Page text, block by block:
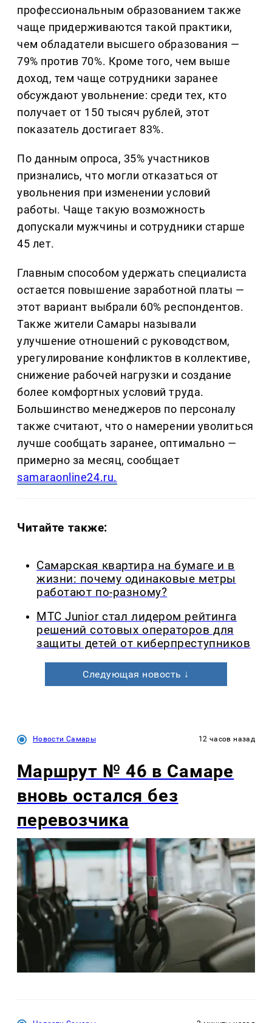
профессиональным образованием также
чаще придерживаются такой практики,
чем обладатели высшего образования —
79% против 70%. Кроме того, чем выше
доход, тем чаще сотрудники заранее
обсуждают увольнение: среди тех, кто
получает от 150 тысяч рублей, этот
показатель достигает 83%.
По данным опроса, 35% участников
признались, что могли отказаться от
увольнения при изменении условий
работы. Чаще такую возможность
допускали мужчины и сотрудники старше
45 лет.
Главным способом удержать специалиста
остается повышение заработной платы —
этот вариант выбрали 60% респондентов.
Также жители Самары называли
улучшение отношений с руководством,
урегулирование конфликтов в коллективе,
снижение рабочей нагрузки и создание
более комфортных условий труда.
Большинство менеджеров по персоналу
также считают, что о намерении уволиться
лучше сообщать заранее, оптимально —
примерно за месяц, сообщает
samaraonline24.ru.
Читайте также:
Самарская квартира на бумаге и в
жизни: почему одинаковые метры
работают по-разному?
МТС Junior стал лидером рейтинга
решений сотовых операторов для
защиты детей от киберпреступников
Следующая новость ↓
Новости Самары 12 часов назад
Маршрут № 46 в Самаре
вновь остался без
перевозчика